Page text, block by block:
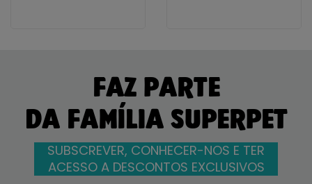
FAZ PARTE
DA FAMÍLIA SUPERPET
SUBSCREVER, CONHECER-NOS E TER
ACESSO A DESCONTOS EXCLUSIVOS